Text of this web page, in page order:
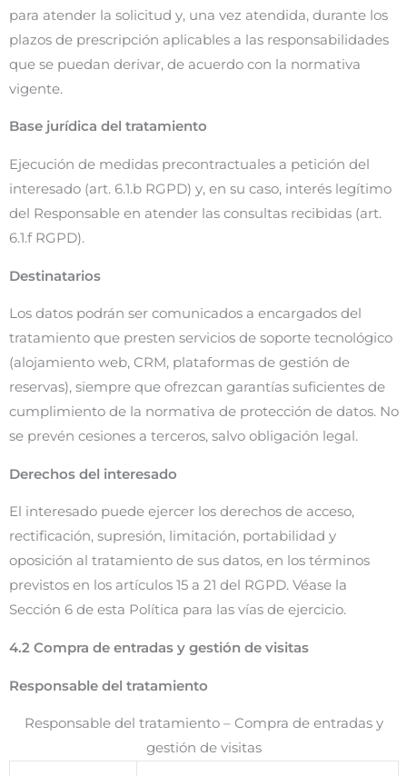
para atender la solicitud y, una vez atendida, durante los
plazos de prescripción aplicables a las responsabilidades
que se puedan derivar, de acuerdo con la normativa
vigente.
Base jurídica del tratamiento
Ejecución de medidas precontractuales a petición del
interesado (art. 6.1.b RGPD) y, en su caso, interés legítimo
del Responsable en atender las consultas recibidas (art.
6.1.f RGPD).
Destinatarios
Los datos podrán ser comunicados a encargados del
tratamiento que presten servicios de soporte tecnológico
(alojamiento web, CRM, plataformas de gestión de
reservas), siempre que ofrezcan garantías suficientes de
cumplimiento de la normativa de protección de datos. No
se prevén cesiones a terceros, salvo obligación legal.
Derechos del interesado
El interesado puede ejercer los derechos de acceso,
rectificación, supresión, limitación, portabilidad y
oposición al tratamiento de sus datos, en los términos
previstos en los artículos 15 a 21 del RGPD. Véase la
Sección 6 de esta Política para las vías de ejercicio.
4.2 Compra de entradas y gestión de visitas
Responsable del tratamiento
Responsable del tratamiento – Compra de entradas y
gestión de visitas